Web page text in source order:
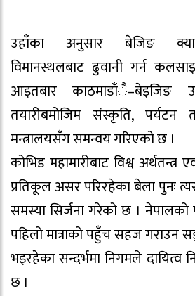
उहाँका अनुसार बेजिङ
विमानस्थलबाट ढुवानी गर्न
आइतबार काठमाडाँै–बेइजिङ
तयारीबमोजिम संस्कृति, पर्यटन
मन्त्रालयसँग समन्वय गरिएको छ ।
कोभिड महामारीबाट विश्व
प्रतिकूल असर परिरहेका बेला पुनः
समस्या सिर्जना गरेको छ । नेपालको
पहिलो मात्राको पहुँच सहज गराउन
भइरहेका सन्दर्भमा निगमले दायित्व
छ ।